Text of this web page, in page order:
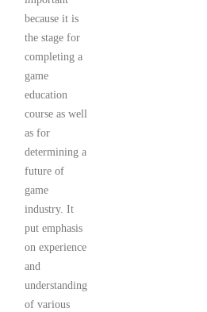
because it is
the stage for
completing a
game
education
course as well
as for
determining a
future of
game
industry. It
put emphasis
on experience
and
understanding
of various